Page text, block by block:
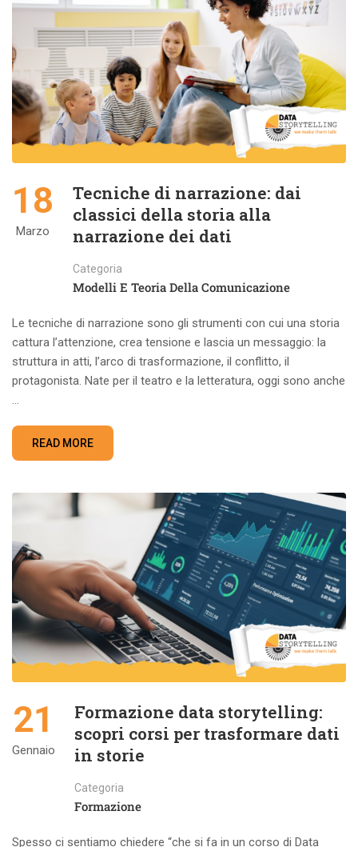
18
Marzo
Tecniche di narrazione: dai
classici della storia alla
narrazione dei dati
Categoria
Modelli E Teoria Della Comunicazione
Le tecniche di narrazione sono gli strumenti con cui una storia
cattura l’attenzione, crea tensione e lascia un messaggio: la
struttura in atti, l’arco di trasformazione, il conflitto, il
protagonista. Nate per il teatro e la letteratura, oggi sono anche
…
READ MORE
21
Gennaio
Formazione data storytelling:
scopri corsi per trasformare dati
in storie
Categoria
Formazione
Spesso ci sentiamo chiedere “che si fa in un corso di Data